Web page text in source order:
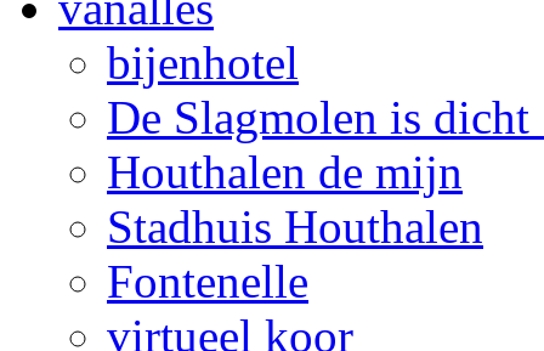
bijenhotel
De Slagmolen is
Houthalen de mijn
Stadhuis Houthalen
Fontenelle
virtueel koor